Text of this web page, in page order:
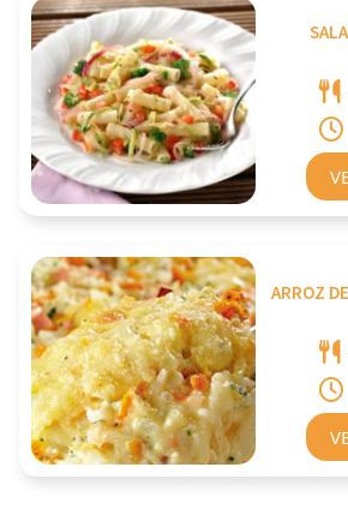
ARROZ